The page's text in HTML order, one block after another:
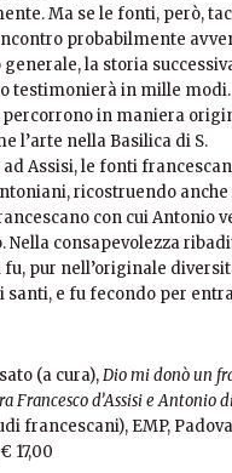
Ma se le fonti, però,
probabilmente
generale, la storia
testimonierà in mille modi.
percorrono in maniera
l’arte nella Basilica di S.
ad Assisi, le fonti
ricostruendo anche
con cui Antonio
Nella consapevolezza
pur nell’originale
santi, e fu fecondo per
(a cura),Dio mi donò un
Francesco d’Assisi e Antonio
francescani), EMP,
17,00